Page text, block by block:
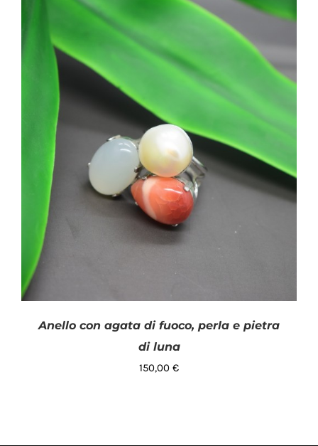
PRODOTTI
CONTATTI
Categorie prodotto
Anelli
(1)
Disponibile
Anello con agata di fuoco, perla e pietra
di luna
150,00 €